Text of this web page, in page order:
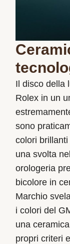
Il disco della
Rolex in un
sono
colori
una svolta
orologeria
bicolore in
Marchio
i colori del
una
propri criteri